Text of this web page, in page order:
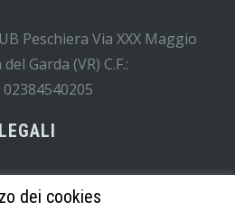
Peschiera Via XXX Maggio
Garda (VR) C.F.:
02384540205
dei cookies